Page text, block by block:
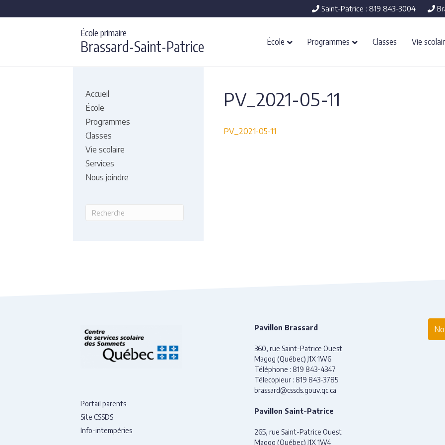
Saint-Patrice : 819 843-3004
École primaire
Brassard-Saint-Patrice École Programmes Classes Vie
Accueil
École
Programmes
Classes
Vie scolaire
Services
Nous joindre
PV_2021-05-11
PV_2021-05-11
Portail parents
Site CSSDS
Info-intempéries
Pavillon Brassard
360, rue Saint-Patrice Ouest
Magog (Québec) J1X 1W6
Téléphone : 819 843-4347
Télecopieur : 819 843-3785
brassard@cssds.gouv.qc.ca
Pavillon Saint-Patrice
265, rue Saint-Patrice Ouest
Magog (Québec) J1X 1W4